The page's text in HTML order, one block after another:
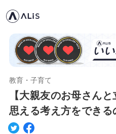
教育・子育て
【大親友のお母さん
思える考え方をでき